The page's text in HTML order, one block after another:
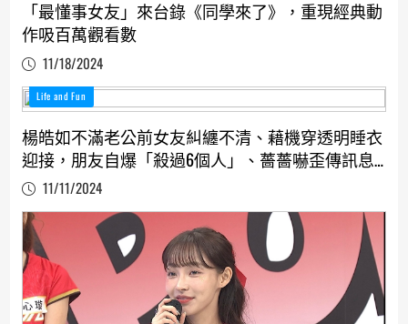
「最懂事女友」來台錄《同學來了》，重現經典動
作吸百萬觀看數
11/18/2024
Life and Fun
楊皓如不滿老公前女友糾纏不清、藉機穿透明睡衣
迎接，朋友自爆「殺過6個人」、薔薔嚇歪傳訊息
求救男友
11/11/2024